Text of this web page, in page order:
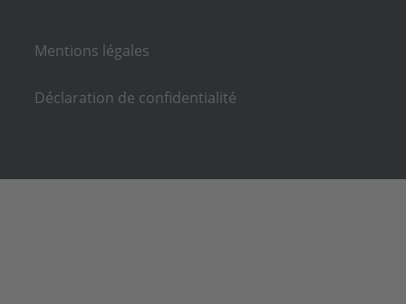
Mentions légales
Déclaration de confidentialité